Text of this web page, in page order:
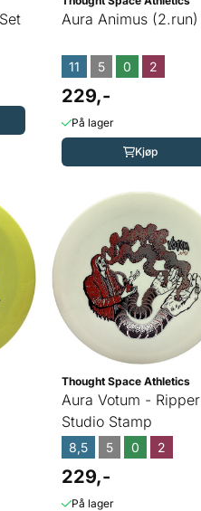
Aura Animus (2.run)
11 5 0 2
229,-
På lager
Kjøp
Thought Space Athletics
Aura Votum - Ripper
Studio Stamp
8,5 5 0 2
229,-
På lager